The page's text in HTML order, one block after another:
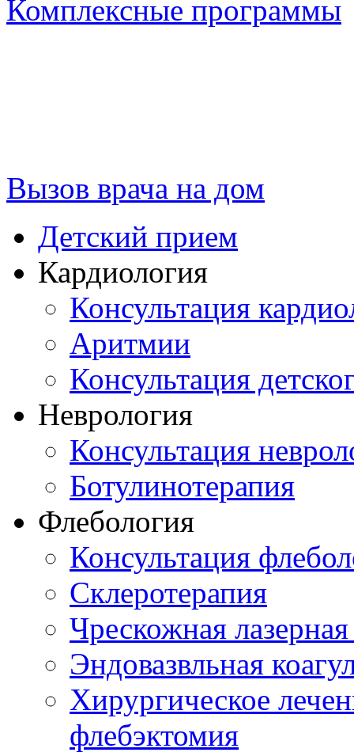
Комплексные программы
Вызов врача на дом
Детский прием
Кардиология
Консультация
Аритмии
Консультация
Неврология
Консультация
Ботулинотерапия
Флебология
Консультация
Склеротерапия
Чрескожная
Эндовазвльная
Хирургическое
флебэктомия